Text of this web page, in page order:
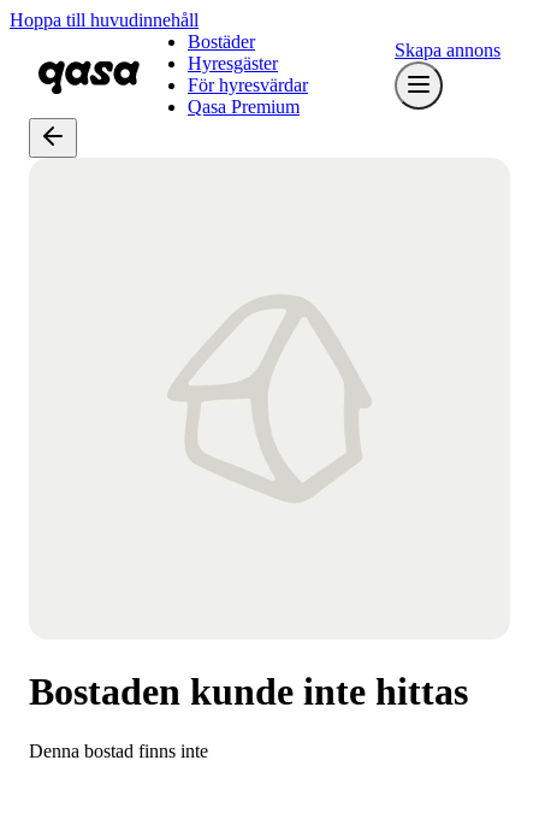
Hoppa till huvudinnehåll
Bostäder
Hyresgäster
För hyresvärdar
Qasa Premium
Skapa annons
Bostaden kunde inte hittas
Denna bostad finns inte